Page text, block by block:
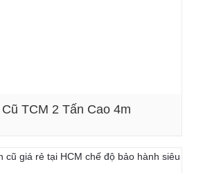
TCM 2 Tấn Cao 4m